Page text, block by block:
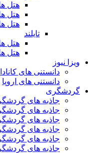
هتل
هتل
هتل
تایلند
هتل
هتل
ویزا نیوز
دانستنی های کانادا
دانستنی های اروپا
گردشگری
جاذبه های
جاذبه های
جاذبه های
جاذبه های
جاذبه های
جاذبه های